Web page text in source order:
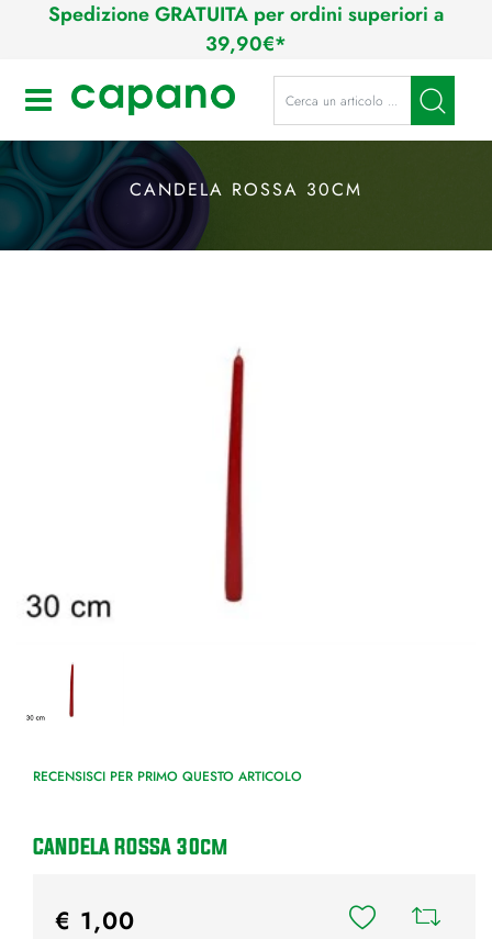
Spedizione GRATUITA per ordini superiori a
39,90€*
Open La modifica di un filtro
CANDELA ROSSA 30CM
RECENSISCI PER PRIMO QUESTO ARTICOLO
CANDELA ROSSA 30cm
€ 1,00